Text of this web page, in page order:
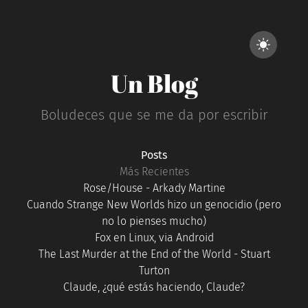
Un Blog
Boludeces que se me da por escribir
Posts
Más Recientes
Rose/House - Arkady Martine
Cuando Strange New Worlds hizo un genocidio (pero
no lo pienses mucho)
Fox en Linux, via Android
The Last Murder at the End of the World - Stuart
Turton
Claude, ¿qué estás haciendo, Claude?